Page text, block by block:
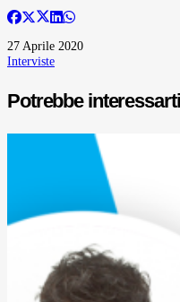
27 Aprile 2020
Interviste
Potrebbe